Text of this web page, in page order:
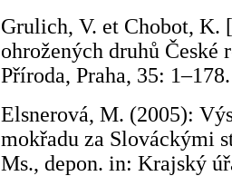
Grulich, V. et Chobot, K.
ohrožených druhů České
Příroda, Praha, 35: 1–178.
Elsnerová, M. (2005):
mokřadu za Slováckými
Ms., depon. in: Krajský